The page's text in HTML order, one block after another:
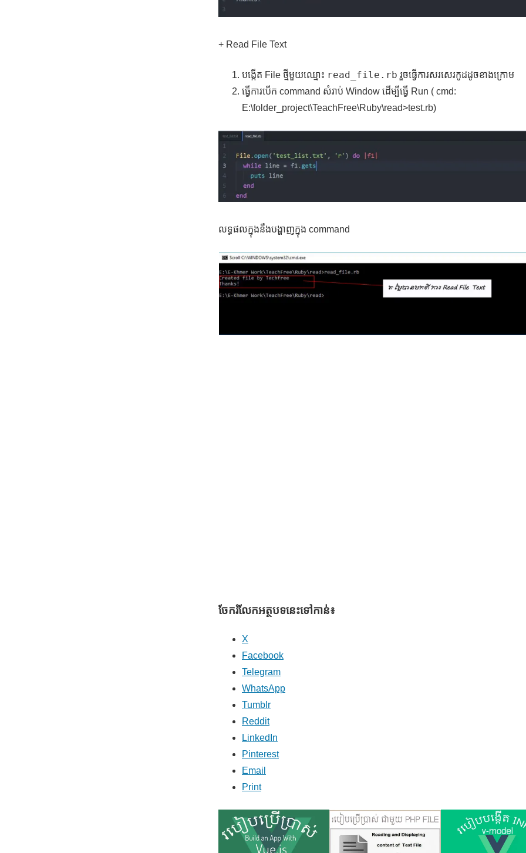
+ Read File Text
បង្កើត File ថ្មីមួយឈ្មោះ read_file.rb រួចធ្វើការសរសេរកូដដូចខាងក្រោម
ធ្វើការបើក command សំរាប់ Window ដើម្បីធ្វើ Run ( cmd:
E:\folder_project\TeachFree\Ruby\read>test.rb)
លទ្ធផលក្នុងនឹងបង្ហាញក្នុង command
ចែករំលែក​អត្ថបទនេះទៅកាន់៖
X
Facebook
Telegram
WhatsApp
Tumblr
Reddit
LinkedIn
Pinterest
Email
Print